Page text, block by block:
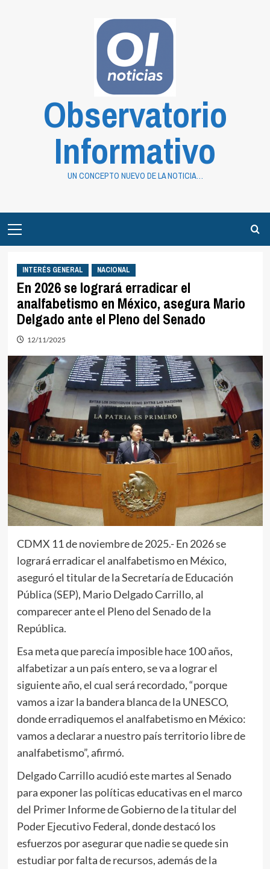
Observatorio
Informativo
UN CONCEPTO NUEVO DE LA NOTICIA…
Menu
INTERÉS GENERAL NACIONAL
En 2026 se logrará erradicar el
analfabetismo en México, asegura Mario
Delgado ante el Pleno del Senado
12/11/2025
CDMX 11 de noviembre de 2025.- En 2026 se
logrará erradicar el analfabetismo en México,
aseguró el titular de la Secretaría de Educación
Pública (SEP), Mario Delgado Carrillo, al
comparecer ante el Pleno del Senado de la
República.
Esa meta que parecía imposible hace 100 años,
alfabetizar a un país entero, se va a lograr el
siguiente año, el cual será recordado, “porque
vamos a izar la bandera blanca de la UNESCO,
donde erradiquemos el analfabetismo en México:
vamos a declarar a nuestro país territorio libre de
analfabetismo”, afirmó.
Delgado Carrillo acudió este martes al Senado
para exponer las políticas educativas en el marco
del Primer Informe de Gobierno de la titular del
Poder Ejecutivo Federal, donde destacó los
esfuerzos por asegurar que nadie se quede sin
estudiar por falta de recursos, además de la